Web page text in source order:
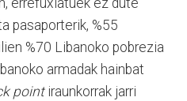
errefuxiatuek ez dute
pasaporterik, %55
%70 Libanoko pobrezia
armadak hainbat
pointiraunkorrak jarri